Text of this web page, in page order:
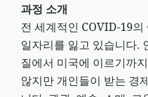
과정 소개
전 세계적인 COVID-19
일자리를 잃고 있습니다.
질에서 미국에 이르기까
않지만 개인들이 받는 경